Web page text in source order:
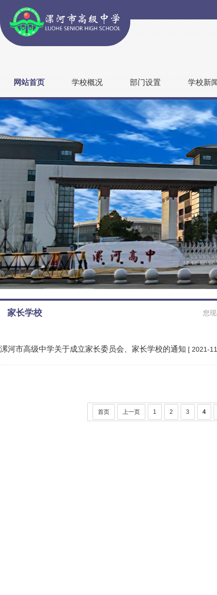
网站首页 学校概况 部门设置 学校新
您
家长学校
漯河市高级中学关于成立家长委员会、家长学校的通知 [ 2021-
首页 上一页 1 2 3 4